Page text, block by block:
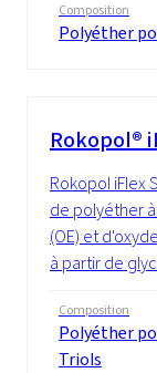
Composition
Polyéther
Rokopol®
Rokopol iFlex
de polyéther
(OE) et
à partir de
Composition
Polyéther
Triols